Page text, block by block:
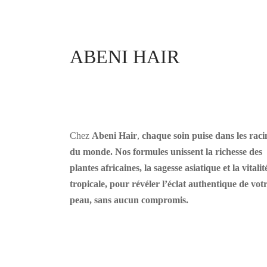
ABENI HAIR
Chez Abeni Hair, chaque soin puise dans les
du monde. Nos formules unissent la richesse des
plantes africaines, la sagesse asiatique et la
tropicale, pour révéler l’éclat authentique de
peau, sans aucun compromis.